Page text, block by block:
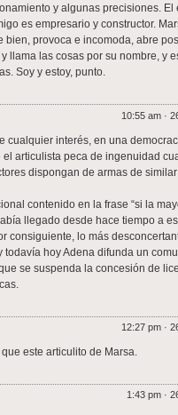
y algunas precisiones. El
es empresario y constructor.
bien, provoca e incomoda, abre
llama las cosas por su nombre, y
Soy y estoy, punto.
10:55 am ·
cualquier interés, en una
articulista peca de ingenuidad
dispongan de armas de
contenido en la frase “si la
llegado desde hace tiempo a
consiguiente, lo más
todavía hoy Adena difunda un
se suspenda la concesión de
12:27 pm ·
este articulito de Marsa.
1:43 pm ·